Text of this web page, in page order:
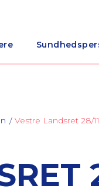
Vestre Landsret 28/